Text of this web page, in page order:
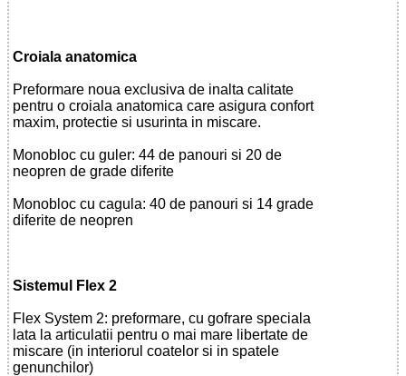
Croiala anatomica
Preformare noua exclusiva de inalta calitate
pentru o croiala anatomica care asigura confort
maxim, protectie si usurinta in miscare.
Monobloc cu guler: 44 de panouri si 20 de
neopren de grade diferite
Monobloc cu cagula: 40 de panouri si 14 grade
diferite de neopren
Sistemul Flex 2
Flex System 2: preformare, cu gofrare speciala
lata la articulatii pentru o mai mare libertate de
miscare (in interiorul coatelor si in spatele
genunchilor)